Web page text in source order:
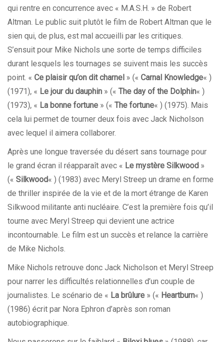
qui rentre en concurrence avec « M.A.S.H. » de Robert
Altman. Le public suit plutôt le film de Robert Altman que le
sien qui, de plus, est mal accueilli par les critiques.
S’ensuit pour Mike Nichols une sorte de temps difficiles
durant lesquels les tournages se suivent mais les succès
point. « Ce plaisir qu’on dit charnel » (« Carnal Knowledge« )
(1971), « Le jour du dauphin » (« The day of the Dolphin« )
(1973), « La bonne fortune » (« The fortune« ) (1975). Mais
cela lui permet de tourner deux fois avec Jack Nicholson
avec lequel il aimera collaborer.
Après une longue traversée du désert sans tournage pour
le grand écran il réapparaît avec « Le mystère Silkwood »
(« Silkwood« ) (1983) avec Meryl Streep un drame en forme
de thriller inspirée de la vie et de la mort étrange de Karen
Silkwood militante anti nucléaire. C’est la première fois qu’il
tourne avec Meryl Streep qui devient une actrice
incontournable. Le film est un succès et relance la carrière
de Mike Nichols.
Mike Nichols retrouve donc Jack Nicholson et Meryl Streep
pour narrer les difficultés relationnelles d’un couple de
journalistes. Le scénario de « La brûlure » (« Heartburn« )
(1986) écrit par Nora Ephron d’après son roman
autobiographique.